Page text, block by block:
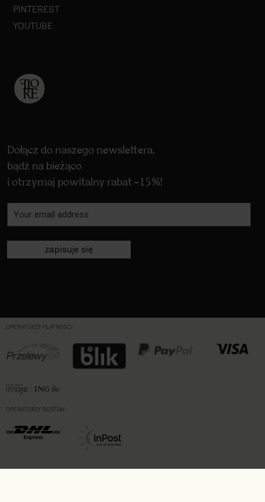
PINTEREST
YOUTUBE
Dołącz do naszego newslettera,
bądź na bieżąco
i otrzymaj powitalny rabat -15%!
zapisuje się
OPERATORZY PŁATNOŚCI
OPERATORZY DOSTAW